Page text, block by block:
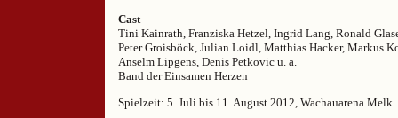
Cast
Tini Kainrath, Franziska Hetzel, Ingrid Lang, Ronald
Peter Groisböck, Julian Loidl, Matthias Hacker, Markus
Anselm Lipgens, Denis Petkovic u. a.
Band der Einsamen Herzen
Spielzeit: 5. Juli bis 11. August 2012, Wachauarena Melk